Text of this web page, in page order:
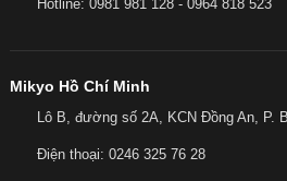
Hotline: 0981 981 128 - 0964 818 523
Mikyo Hồ Chí Minh
Lô B, đường số 2A, KCN Đồng An, P.
Điện thoại: 0246 325 76 28